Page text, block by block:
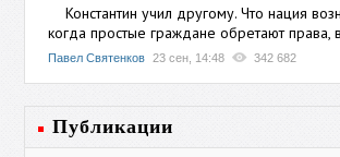
Константин учил другому. Что нация
когда простые граждане обретают права, в
Павел Святенков 23 сен, 14:48 342 682
Публикации